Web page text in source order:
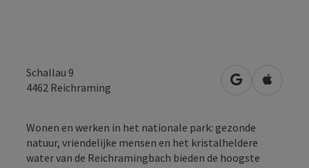
Schallau 9
4462 Reichraming Openen in
Wonen en werken in het nationale park: gezonde
natuur, vriendelijke mensen en het kristalheldere
water van de Reichramingbach bieden de hoogste